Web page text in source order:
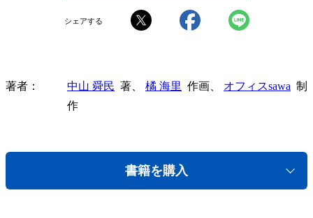
シェアする
著者 中山 舜民 著、 橘 海里 作画、 オフィスsawa 制
作
書籍を購入